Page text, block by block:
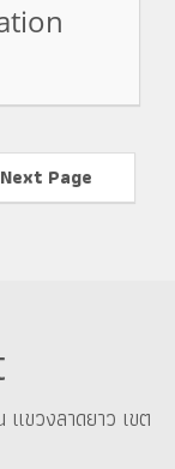
Next Page
ขวงลาดยาว เขต